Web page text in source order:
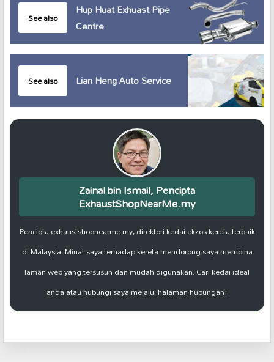
See also
Hup Huat Exhuast Pipe
Centre
See also Lian Heng Auto Service
Zainal bin Ismail, Pencipta
ExhaustShopNearMe.my
Pencipta exhaustshopnearme.my, direktori kedai ekzos kereta terbaik
di Malaysia. Minat saya terhadap kereta mendorong saya membina
laman web yang tersusun dan mudah digunakan. Cari kedai ideal
anda atau hubungi saya melalui halaman hubungan!